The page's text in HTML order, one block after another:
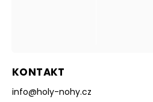
KONTAKT
info@holy-nohy.cz